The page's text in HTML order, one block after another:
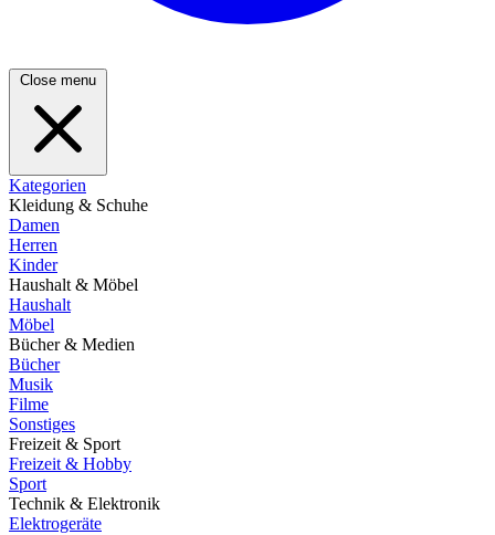
Close menu
Kategorien
Kleidung & Schuhe
Damen
Herren
Kinder
Haushalt & Möbel
Haushalt
Möbel
Bücher & Medien
Bücher
Musik
Filme
Sonstiges
Freizeit & Sport
Freizeit & Hobby
Sport
Technik & Elektronik
Elektrogeräte